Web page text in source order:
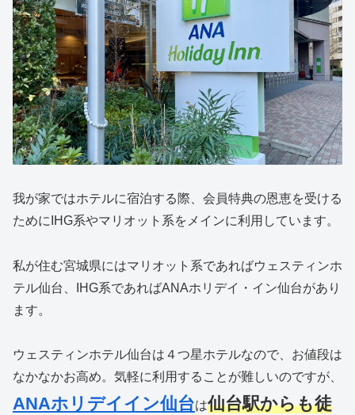
我が家ではホテルに宿泊する際、会員特典の恩恵を受ける
ためにIHG系やマリオット系をメインに利用しています。
私が住む宮城県にはマリオット系であればウェスティンホ
テル仙台、IHG系であればANAホリデイ・イン仙台があり
ます。
ウェスティンホテル仙台は４つ星ホテルなので、お値段は
なかなかお高め。気軽に利用することが難しいのですが、
ANAホリデイイン仙台は仙台駅からも徒